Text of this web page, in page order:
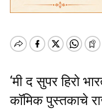
‘मी द सुपर हिरो
कॉमिक पुस्तकाचे